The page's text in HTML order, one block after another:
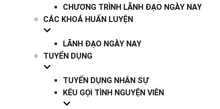
CHƯƠNG TRÌNH LÃNH ĐẠO NGÀY NAY
CÁC KHOÁ HUẤN LUYỆN
LÃNH ĐẠO NGÀY NAY
TUYỂN DỤNG
TUYỂN DỤNG NHÂN SỰ
KÊU GỌI TÌNH NGUYỆN VIÊN